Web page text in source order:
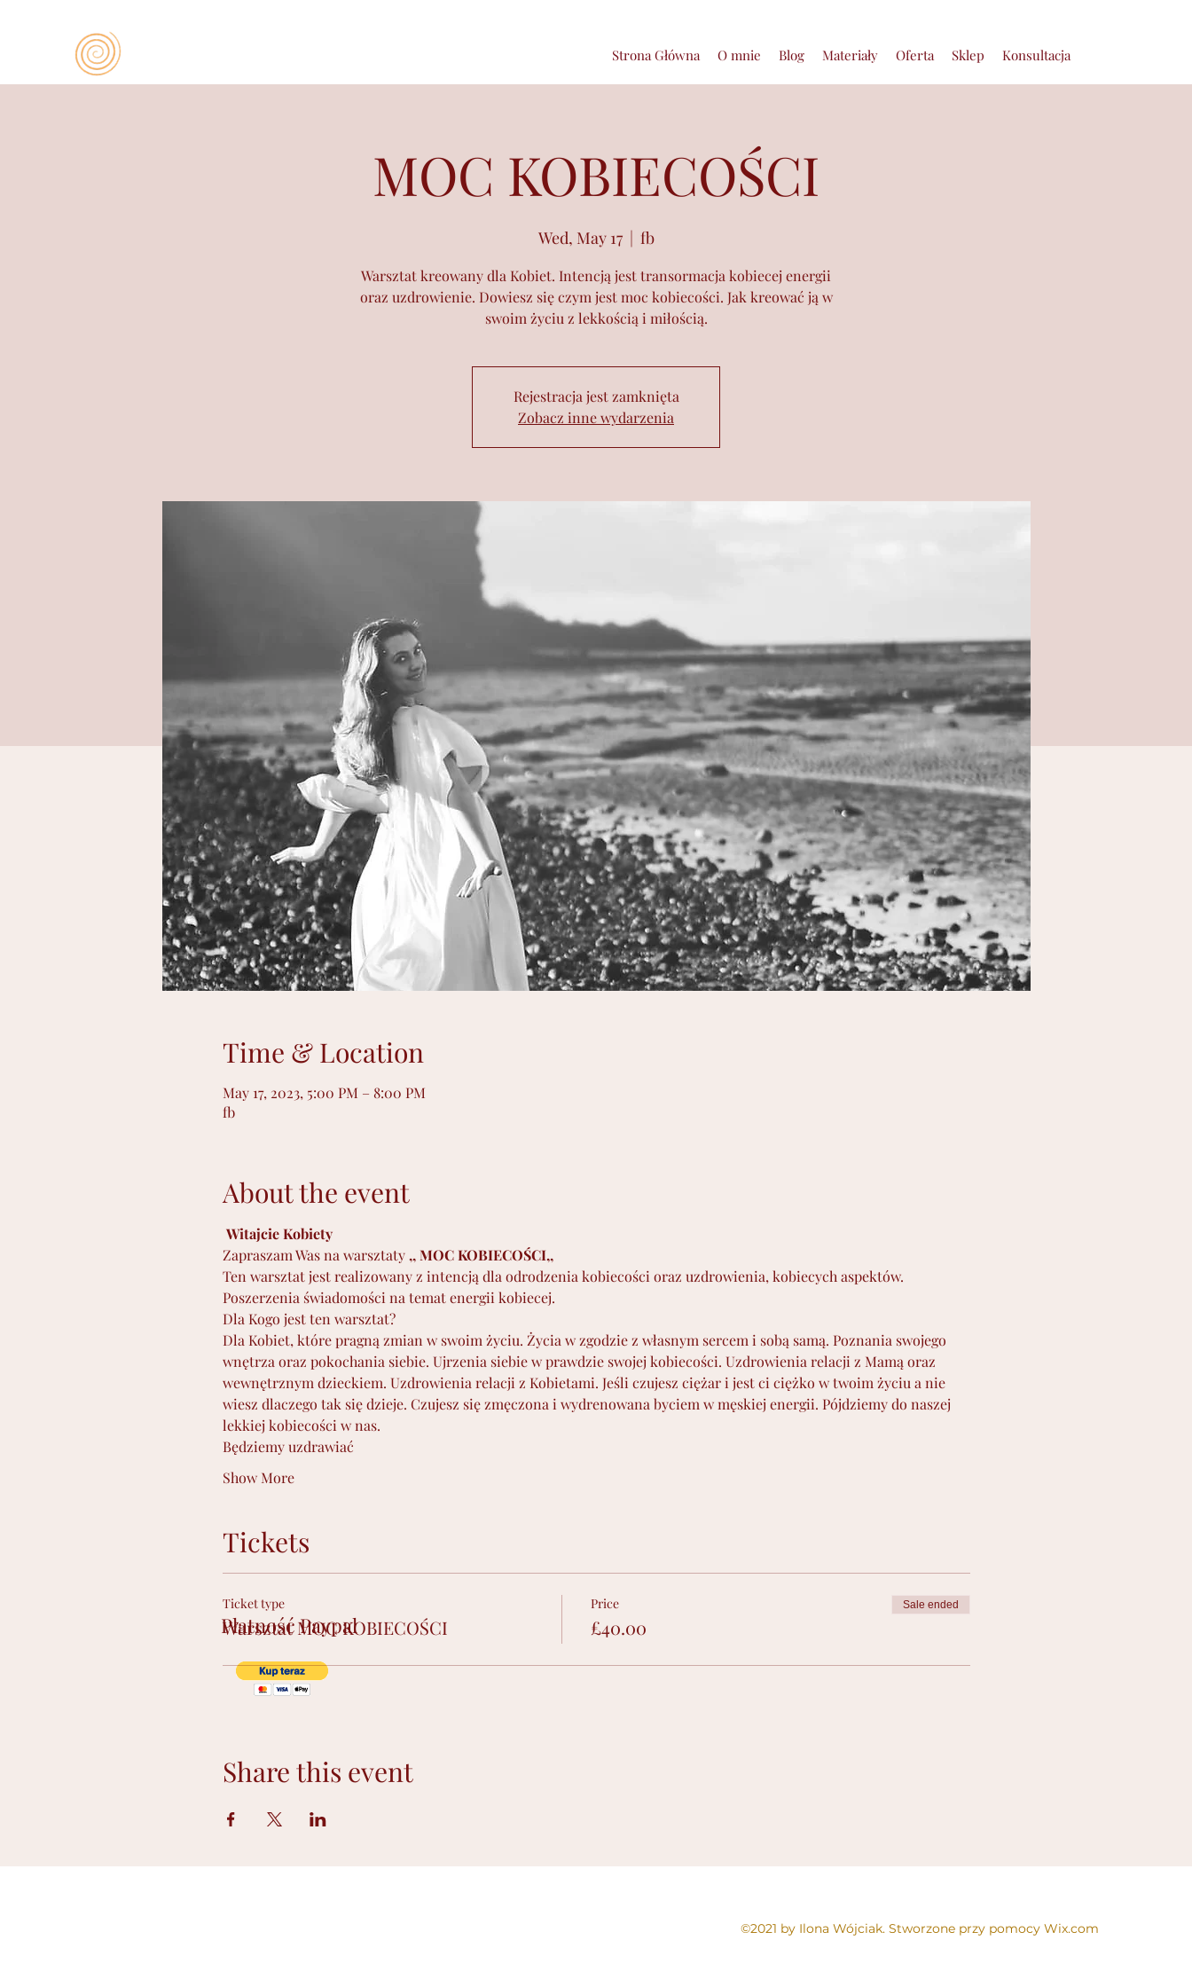
Strona Główna O mnie Blog Materiały Oferta Sklep Konsultacja
MOC KOBIECOŚCI
Wed, May 17
  |
fb
Warsztat kreowany dla Kobiet. Intencją jest transormacja kobiecej energii
oraz uzdrowienie. Dowiesz się czym jest moc kobiecości. Jak kreować ją w
Rejestracja jest zamknięta
Zobacz inne wydarzenia
Time & Location
May 17, 2023, 5:00 PM – 8:00 PM
fb
About the event
Witajcie Kobiety
Zapraszam Was na warsztaty ,, MOC KOBIECOŚCI,,
Ten warsztat jest realizowany z intencją dla odrodzenia kobiecości oraz uzdrowienia, kobiecych aspektów.
Poszerzenia świadomości na temat energii kobiecej.
Dla Kogo jest ten warsztat?
Dla Kobiet, które pragną zmian w swoim życiu. Życia w zgodzie z własnym sercem i sobą samą. Poznania swojego
wnętrza oraz pokochania siebie. Ujrzenia siebie w prawdzie swojej kobiecości. Uzdrowienia relacji z Mamą oraz
wewnętrznym dzieckiem. Uzdrowienia relacji z Kobietami. Jeśli czujesz ciężar i jest ci ciężko w twoim życiu a nie
wiesz dlaczego tak się dzieje. Czujesz się zmęczona i wydrenowana byciem w męskiej energii. Pójdziemy do naszej
lekkiej kobiecości w nas.
Będziemy uzdrawiać
Show More
Tickets
Ticket type
Warsztat MOC KOBIECOŚCI
Price
£40.00
Sale ended
Share this event
Płatność Paypal
©2021 by Ilona Wójciak. Stworzone przy pomocy Wix.com